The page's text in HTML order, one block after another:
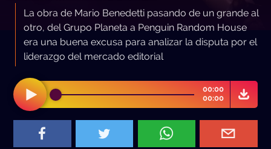
La obra de Mario Benedetti pasando de un grande al
otro, del Grupo Planeta a Penguin Random House
era una buena excusa para analizar la disputa por el
liderazgo del mercado editorial
00:00
00:00